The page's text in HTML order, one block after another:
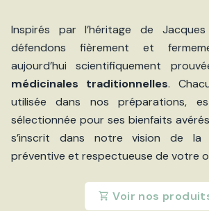
Inspirés par l’héritage de
défendons fièrement et
aujourd’hui scientifiquement
médicinales traditionnelles.
utilisée dans nos préparations,
sélectionnée pour ses bienfaits
s’inscrit dans notre vision de la
préventive et respectueuse de votre
Voir nos